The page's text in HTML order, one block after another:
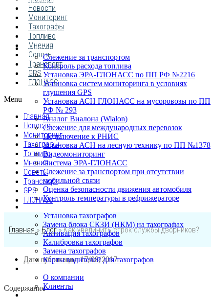
Мониторинг транспорта
Слежение за транспортом
Контроль расхода топлива
Установка ЭРА-ГЛОНАСС по ПП РФ №2216
Установка систем мониторинга в условиях
глушения GPS
Установка АСН ГЛОНАСС на мусоровозы по ПП
РФ № 293
Аналог Виалона (Wialon)
Слежение для международных перевозок
Подключение к РНИС
Установка АСН на лесную технику по ПП №1378
Видеомониторинг
Система ЭРА-ГЛОНАСС
Слежение за транспортом при отсутствии
мобильной связи
Оценка безопасности движения автомобиля
Контроль температуры в рефрижераторе
Установка тахографов
Замена блока СКЗИ (НКМ) на тахографах
Активация тахографов
Калибровка тахографов
Замена тахографов
Карты водителей для тахографов
О компании
Клиенты
Новости
Мониторинг
Тахографы
Топливо
Мнения
Советы
Транспорт
GPS
ГЛОНАСС
Menu
Главная
Новости
Мониторинг
Тахографы
Топливо
Мнения
Советы
Транспорт
GPS
ГЛОНАСС
Главная» Блог»Как увеличить строк службы дворников?
Дата публикации:17/08/2017
Содержание